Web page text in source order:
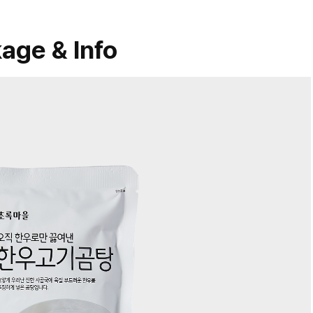
& Info